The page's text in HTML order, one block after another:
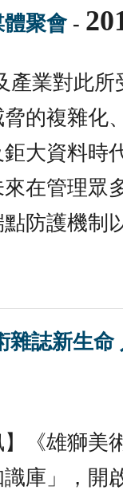
體聚會-
產業對此
的複雜化
大資料時
在管理眾
防護機制
誌新生命
】《雄獅
庫」，開